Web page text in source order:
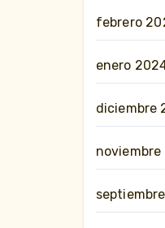
febrero
enero
diciembre
noviembre